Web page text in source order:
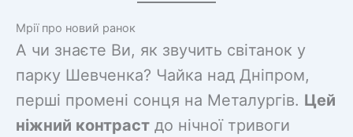
Мрії про новий ранок
А чи знаєте Ви, як звучить світанок у
парку Шевченка? Чайка над Дніпром,
перші промені сонця на Металургів. Цей
ніжний контраст до нічної тривоги